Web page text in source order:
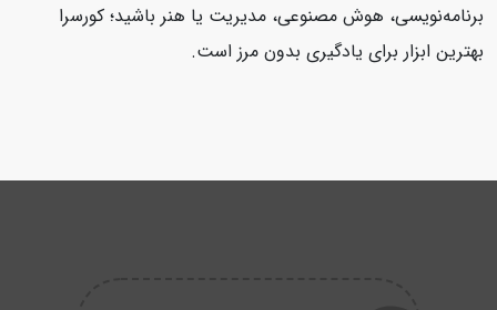
برنامه‌نویسی، هوش مصنوعی، مدیریت یا هنر باشید؛ کورسرا
بهترین ابزار برای یادگیری بدون مرز است.